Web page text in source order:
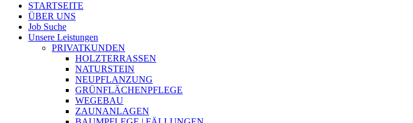
STARTSEITE
ÜBER UNS
Job Suche
Unsere Leistungen
PRIVATKUNDEN
HOLZTERRASSEN
NATURSTEIN
NEUPFLANZUNG
GRÜNFLÄCHENPFLEGE
WEGEBAU
ZAUNANLAGEN